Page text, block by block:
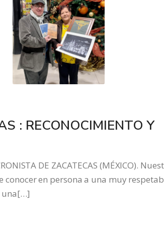
: RECONOCIMIENTO Y
DE ZACATECAS (MÉXICO).
en persona a una muy
una[…]